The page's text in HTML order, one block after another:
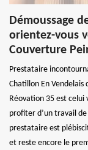
Démoussage
orientez-vous
Couverture
Prestataire
Chatillon En Vendelais
Réovation 35 est celui
profiter d’un travail
prestataire est
et reste encore le